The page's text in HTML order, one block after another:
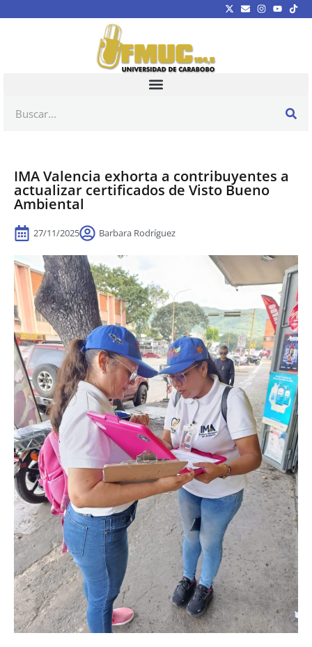
IMA Valencia exhorta a contribuyentes a
actualizar certificados de Visto Bueno
Ambiental
27/11/2025 Barbara Rodríguez